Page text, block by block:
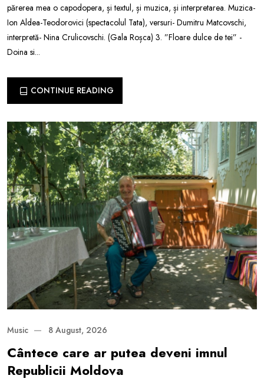
părerea mea o capodopera, și textul, și muzica, și interpretarea. Muzica-
Ion Aldea-Teodorovici (spectacolul Tata), versuri- Dumitru Matcovschi,
interpretă- Nina Crulicovschi. (Gala Roșca) 3. ”Floare dulce de tei” -
Doina si...
CONTINUE READING
Music 8 August, 2026
Cântece care ar putea deveni imnul
Republicii Moldova